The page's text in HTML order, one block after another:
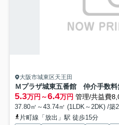
大阪市城東区天王田
Ｍプラザ城東五番館 仲介手数料
5.3万円～6.4万円 管理/共益費
37.80㎡～43.74㎡ (1LDK～2DK) /築
片町線「放出」駅 徒歩15分